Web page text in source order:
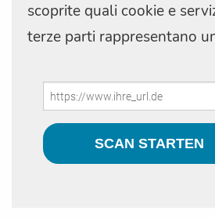
scoprite quali cookie e
terze parti rappresentano